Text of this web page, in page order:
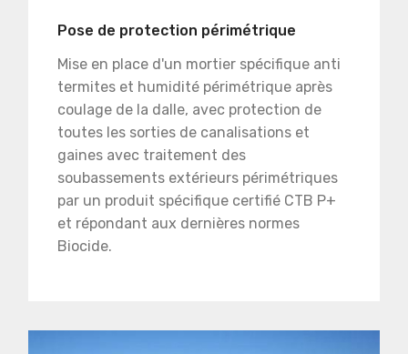
Pose de protection périmétrique
Mise en place d'un mortier spécifique anti
termites et humidité périmétrique après
coulage de la dalle, avec protection de
toutes les sorties de canalisations et
gaines avec traitement des
soubassements extérieurs périmétriques
par un produit spécifique certifié CTB P+
et répondant aux dernières normes
Biocide.